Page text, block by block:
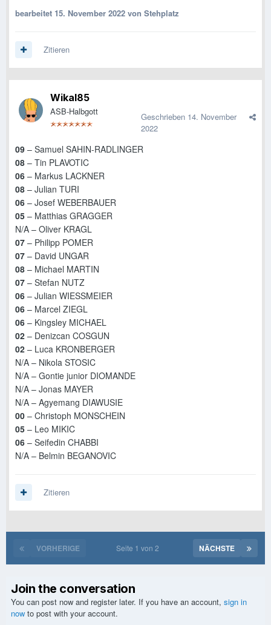
bearbeitet 15. November 2022 von Stehplatz
Zitieren
Wikal85
ASB-Halbgott Geschrieben 14. November
2022
09 – Samuel SAHIN-RADLINGER
08 – Tin PLAVOTIC
06 – Markus LACKNER
08 – Julian TURI
06 – Josef WEBERBAUER
05 – Matthias GRAGGER
N/A – Oliver KRAGL
07 – Philipp POMER
07 – David UNGAR
08 – Michael MARTIN
07 – Stefan NUTZ
06 – Julian WIESSMEIER
06 – Marcel ZIEGL
06 – Kingsley MICHAEL
02 – Denizcan COSGUN
02 – Luca KRONBERGER
N/A – Nikola STOSIC
N/A – Gontie junior DIOMANDE
N/A – Jonas MAYER
N/A – Agyemang DIAWUSIE
00 – Christoph MONSCHEIN
05 – Leo MIKIC
06 – Seifedin CHABBI
N/A – Belmin BEGANOVIC
Zitieren
VORHERIGE NÄCHSTE
Seite 1 von 2
Join the conversation
You can post now and register later. If you have an account, sign in
now to post with your account.